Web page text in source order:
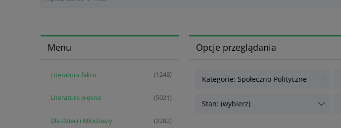
Menu
Literatura faktu (1248)
Literatura piękna (5021)
Dla Dzieci i Młodzieży (2282)
Opcje przeglądania
Kategorie: Społeczno-Polityczne
Stan: (wybierz)